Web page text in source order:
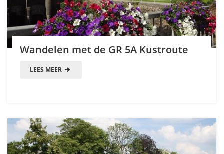
Wandelen met de GR 5A Kustroute
LEES MEER